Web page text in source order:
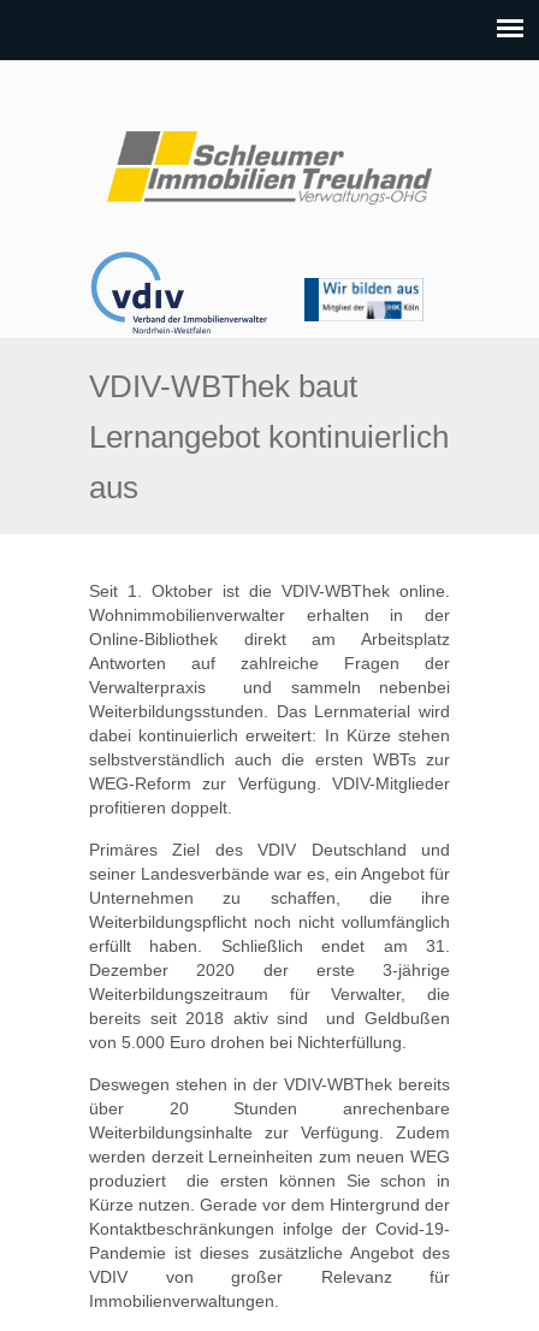
VDIV-WBThek baut
Lernangebot kontinuierlich
aus
Seit 1. Oktober ist die VDIV-WBThek online.
Wohnimmobilienverwalter erhalten in der
Online-Bibliothek direkt am Arbeitsplatz
Antworten auf zahlreiche Fragen der
Verwalterpraxis  und sammeln nebenbei
Weiterbildungsstunden. Das Lernmaterial wird
dabei kontinuierlich erweitert: In Kürze stehen
selbstverständlich auch die ersten WBTs zur
WEG-Reform zur Verfügung. VDIV-Mitglieder
profitieren doppelt.
Primäres Ziel des VDIV Deutschland und
seiner Landesverbände war es, ein Angebot für
Unternehmen zu schaffen, die ihre
Weiterbildungspflicht noch nicht vollumfänglich
erfüllt haben. Schließlich endet am 31.
Dezember 2020 der erste 3-jährige
Weiterbildungszeitraum für Verwalter, die
bereits seit 2018 aktiv sind  und Geldbußen
von 5.000 Euro drohen bei Nichterfüllung.
Deswegen stehen in der VDIV-WBThek bereits
über 20 Stunden anrechenbare
Weiterbildungsinhalte zur Verfügung. Zudem
werden derzeit Lerneinheiten zum neuen WEG
produziert  die ersten können Sie schon in
Kürze nutzen. Gerade vor dem Hintergrund der
Kontaktbeschränkungen infolge der Covid-19-
Pandemie ist dieses zusätzliche Angebot des
VDIV von großer Relevanz für
Immobilienverwaltungen.